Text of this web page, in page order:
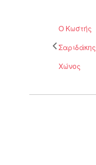
Ο Κωστής
Χώνος